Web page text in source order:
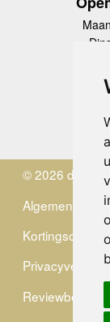
© 2026 de
Algemene
Kortingscode
Reviewbeleid